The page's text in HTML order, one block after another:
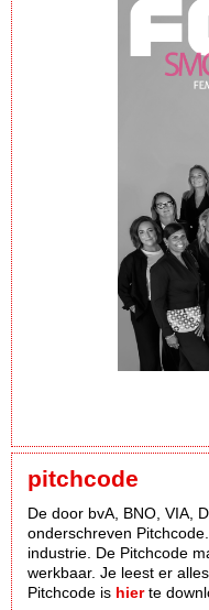
pitchcode
De door bvA, BNO, VIA,
onderschreven
industrie. De Pitchcode
werkbaar. Je leest er
Pitchcode is hierte